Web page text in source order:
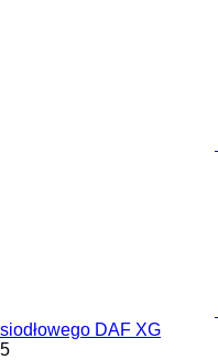
siodłowego DAF XG
5